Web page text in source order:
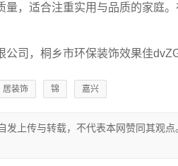
，适合注重实用与品质的家庭
公司，桐乡市环保装饰效果佳
居装饰 锦 嘉兴
发上传与转载，不代表本网赞同其观